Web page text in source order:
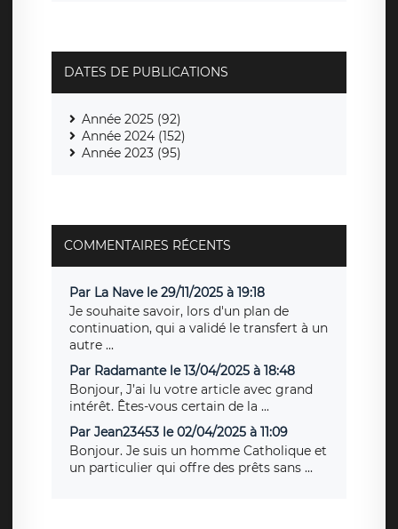
DATES DE PUBLICATIONS
Année 2025 (92)
Année 2024 (152)
Année 2023 (95)
COMMENTAIRES RÉCENTS
Par La Nave le 29/11/2025 à 19:18
Je souhaite savoir, lors d'un plan de
continuation, qui a validé le transfert à un
autre ...
Par Radamante le 13/04/2025 à 18:48
Bonjour, J’ai lu votre article avec grand
intérêt. Êtes-vous certain de la ...
Par Jean23453 le 02/04/2025 à 11:09
Bonjour. Je suis un homme Catholique et
un particulier qui offre des prêts sans ...